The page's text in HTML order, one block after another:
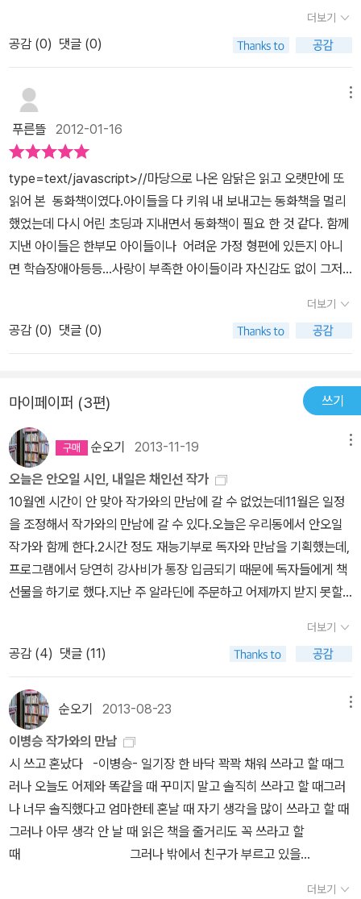
주고 외모로 평가하는 것은 어른들이 만든 잘못된일이라 꼬집는다.주
인공 왕수니를 읽으면서 우리아이들이 조금씩 용기를 내고 개성을 찾
눈이라는 발음과 비슷해서 별명이 왕눈이다. 왕수니는 정말 생기다
만 사람처럼 못생겼다. 그래도 씩씩하게 살아간다. 그런데 좋아하는
사람이 생겼다. 그래서 자신의 외모를 신경 쓰게 된다. 예뻐지기 위해
온갖 노력을 하지만 실패한다. 그러다가 결국 고백도 못하고 차이고
외모에 신경 쓰지 않기로 했다.이 책에서는 아무리 외모가 못생겨도
기죽지 말라는 교훈을 준다.다 읽고 나니 짧고 굵은 이 말에 끌렸다.
“나는 나니까!”맞는 말이다. 외모가 다는 아니니까 다른 사람들에게
신경을 쓸 필요가 없는 것이다. 그냥 당당하고 씩씩하게 살아나가면
되는 것이다.‘빛 좋은 개살구’라는 속담이 있다 이 속담의 뜻은 겉만
번지르르하고 실속은 하나도 없다는 뜻이다. 이 속담처럼 아무리 외
모가 잘났어도 내면이 좋지 않으면 정말 멋진 사람이 아니다. 따라서
내면을 갈고닦아야 아무리 외모가 못났어도 멋진 사람이라는 것이다.
왕수니의 장점은 무엇일까? 그것은 바로 [자신감]이다. 위기에 처한
나에게도 자신감을 북돋아 주었다. 정말 왕수니의 자신감 이 한 가지
는 본받을만한 점이라고 생각한다. 이 책을 자신감을 얻고 싶은 친구
들과 자신의 외모가 못생겼다고 생각하는 사람들에게 추천한다.
더보기
공감 (0) 댓글 (0)
푸른뜰 2012-01-16
type=text/javascript>//마당으로 나온 암닭은 읽고 오랫만에 또
읽어 본 동화책이였다.아이들을 다 키워 내 보내고는 동화책을 멀리
했었는데 다시 어린 초딩과 지내면서 동화책이 필요 한 것 같다. 함께
지낸 아이들은 한부모 아이들이나 어려운 가정 형편에 있든지 아니
면 학습장애아등등...사랑이 부족한 아이들이라 자신감도 없이 그저
무 반가웠고 우리 아이들과 친구가 될 것같다. 왕수니의 별명이 왕눈
이라 했는데 눈이 커서가 아니라 진짜 자기 자신을 볼 줄 아는 큰 눈
을 가졌기에 불러지는 왕눈이 란 이름이라고 한다. 수니는 3학년생이
한 입술,자라목 같은 짭고 두꺼운 목, 양 볼의 주근깨등으로 모든 악조
건의 못난이로 살아 가고 있지만마음의 얼굴이 예쁘고 당당하고 씩
씩하며 잘못된 것을 보면 참을 수 없는 정의의 소녀이다.진흙 같은 수
렁 속에서 당당하고 뺴어난 아이가 되라고 아빠가 지어주신 이름이고
한다.요즘 처럼 학교폭력이네 왕따네 하는 시대에서 꿋꿋하고 당당하
게 약한 친구들을 도와주는 멋진 수니! 그래서 예쁜 마음을 가진 수니
너의 진짜의 모습을 보여 준 수니에게 마음 든든하여 수니에게 박수
를 보내주고 싶다. 전학을 온 멋지고 잘생긴 유석이란 남학생과 친하
고 싶었기에 수니도 예쁘게 보이고 싶어서 화장도 해보고 거울을 보
에게 왜 나는 예쁜 엄마를 안 닮았냐고 묻자 아빠의 사진을 보여 주면
서 교통사고에서 너의 아빠는 너를 다치지 않게 하려고 너를 가슴에
꼭 품고 ....나쁜 일을 보면 참지 못하는 아빠였으며 봉사 활동을 많이
하신 아빠!외모는 못생겼어도 마음은 진짜 잘 생기신 아빠를 닮은 수
니였기에 유석이가 예쁘고 키도 크고 공부도 잘한 예리랑 친구가 되
어 너무 속상하고 섭섭하였지만수니를 통해 용기를 얻은 유석이와 유
석이의 마음을 움직인 예쁜 마음으로 친구가 된 예리를 축하해 주는
수니는 역시 아빠를 닮은 멋진아이인 것 같다. ' 장난도 칠거
야. 못되게 구는 남자애들은 때려 줄 거야. 노래 못한다고
기죽지 않을 거야. 키 작아도 못생겼어도, 나는 나니까! 'p1
00 어릴 적 시골에서 큰 도시로 중학을 다니려고 올라 왔는데 두 볼
더보기
공감 (0) 댓글 (0)
마이페이퍼 (3편) 쓰기
순오기 2013-11-19
오늘은 안오일 시인, 내일은 채인선 작가
10월엔 시간이 안 맞아 작가와의 만남에 갈 수 없었는데11월은 일정
을 조정해서 작가와의 만남에 갈 수 있다.오늘은 우리동에서 안오일
작가와 함께 한다.2시간 정도 재능기부로 독자와 만남을 기획했는데,
프로그램에서 당연히 강사비가 통장 입금되기 때문에 독자들에게 책
선물을 하기로 했다.지난 주 알라딘에 주문하고 어제까지 받지 못할
선 작가와의 만남이 있다.본래 오후 6시였는데 오전 10시 30분으로
바뀌어서 숲해설가 동아리 푸른길 걷기를 오후로 바꾸었다.내일 강연
텍스트인 <다문화 백과사전>과 없는 책 몇 권 주문하고 오늘까지 받
을 수 있기를... 알라딘을 믿는다!^^ 오늘 주문한 책은... 7권, 우
리집에 있는 책은... 14권이고, <= 요건 없지만 도서관에서 빌
려읽고 리뷰를 썼던 책. 그리고 주문에 넣지 못한 책은 무지무지 많
다.
더보기
공감 (4) 댓글 (11)
순오기 2013-08-23
이병승 작가와의 만남
시 쓰고 혼났다 -이병승- 일기장 한 바닥 꽉꽉 채워 쓰라고 할 때그
러나 오늘도 어제와 똑같을 때 꾸미지 말고 솔직히 쓰라고 할 때그러
나 너무 솔직했다고 엄마한테 혼날 때 자기 생각을 많이 쓰라고 할 때
그러나 아무 생각 안 날 때 읽은 책을 줄거리도 꼭 쓰라고 할
때 그러나 밖에서 친구가 부르고 있을
더보기